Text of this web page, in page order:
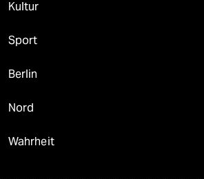
Kultur
Sport
Berlin
Nord
Wahrheit